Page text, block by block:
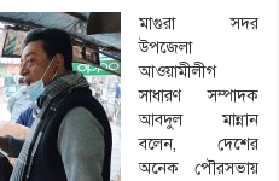
মাগুরা সদর
উপজেলা
আওয়ামীলীগ
সাধারণ সম্পাদক
আবদুল মান্নান
বলেন, দেশের
অনেক পৌরসভায়